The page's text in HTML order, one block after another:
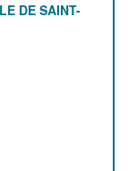
DE SAINT-